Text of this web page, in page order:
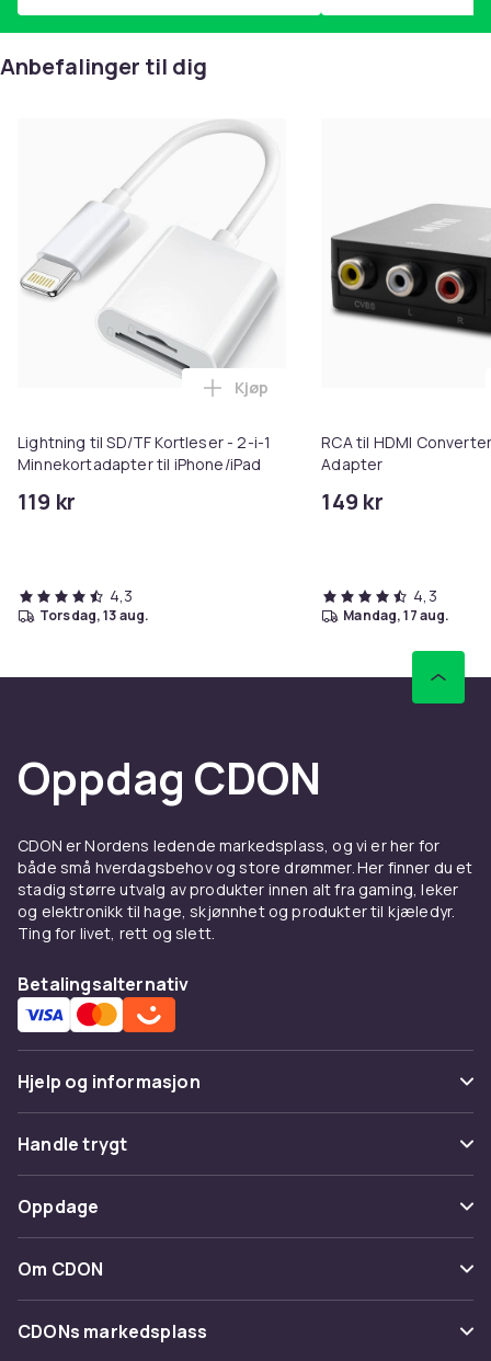
Anbefalinger til dig
Lightning til SD/TF Kortleser - 2-i-1
Minnekortadapter til iPhone/iPad
119 kr
Legg Lightning til SD/TF
Kjøp
4,3
torsdag, 13 aug.
RCA til HDMI
Adapter
149 kr
4,3
mandag, 17 aug.
Oppdag CDON
CDON er Nordens ledende markedsplass, og vi er her for
både små hverdagsbehov og store drømmer. Her finner du et
stadig større utvalg av produkter innen alt fra gaming, leker
og elektronikk til hage, skjønnhet og produkter til kjæledyr.
Ting for livet, rett og slett.
Betalingsalternativ
Hjelp og informasjon
Vanlige spørsmål
Spor pakke
Angre & returner her
Kontakt oss
Handle trygt
Betaling
Levering
Tilbakekallinger
Oppdage
Kategorier
Varemerker
Om CDON
Om oss
CDONs markedsplass